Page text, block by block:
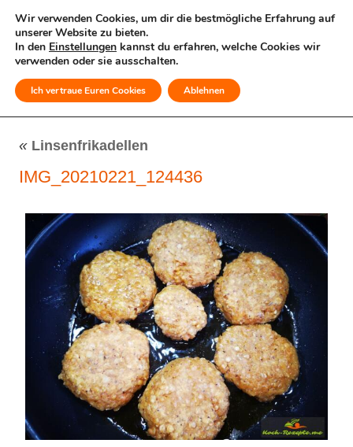
MENÜ
« Linsenfrikadellen
IMG_20210221_124436
Wir verwenden Cookies, um dir die bestmögliche Erfahrung auf
unserer Website zu bieten.
In den Einstellungen kannst du erfahren, welche Cookies wir
verwenden oder sie ausschalten.
Ich vertraue Euren Cookies Ablehnen